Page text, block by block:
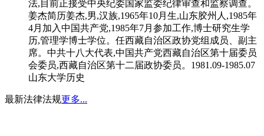
法,目前正接受中央纪委国家监委纪律审查和监察调查。
姜杰简历姜杰,男,汉族,1965年10月生,山东胶州人,1985年
4月加入中国共产党,1985年7月参加工作,博士研究生学
历,管理学博士学位。任西藏自治区政协党组成员、副主
席。中共十八大代表,中国共产党西藏自治区第十届委员
会委员,西藏自治区第十二届政协委员。1981.09-1985.07
山东大学历史
最新法律法规更多...